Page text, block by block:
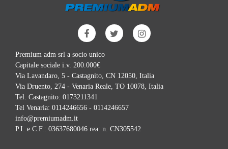
Premium adm srl a socio unico
Capitale sociale i.v. 200.000€
Via Lavandaro, 5 - Castagnito, CN 12050, Italia
Via Druento, 274 - Venaria Reale, TO 10078, Italia
Tel. Castagnito: 0173211341
Tel Venaria: 0114246656 - 0114246657
info@premiumadm.it
P.I. e C.F.: 03637680046 rea: n. CN305542